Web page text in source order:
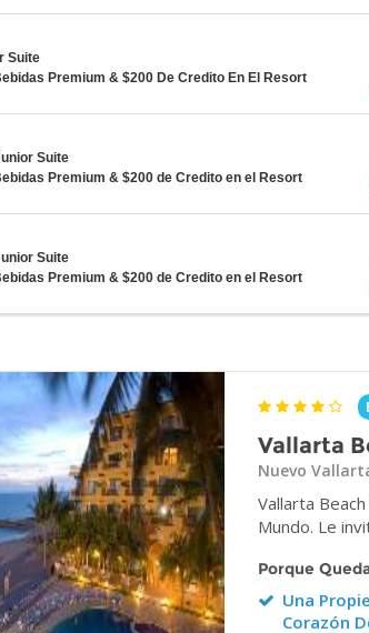
Suite
Premium & $200 De Credito En El Resort
Suite
Premium & $200 de Credito en el Resort
Suite
Premium & $200 de Credito en el Resort
Vallarta
Nuevo
Vallarta
Mundo. Le
Porque
Una
Corazón